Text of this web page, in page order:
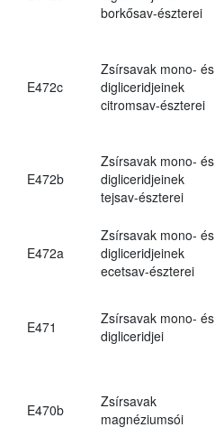
borkősav-észterei
E472c
Zsírsavak mono- és
digliceridjeinek
citromsav-észterei
E472b
Zsírsavak mono- és
digliceridjeinek
tejsav-észterei
E472a
Zsírsavak mono- és
digliceridjeinek
ecetsav-észterei
E471
Zsírsavak mono- és
digliceridjei
E470b
Zsírsavak
magnéziumsói